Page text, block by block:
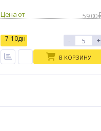
Цена от 59.00
7-10дн - +
В КОРЗИНУ